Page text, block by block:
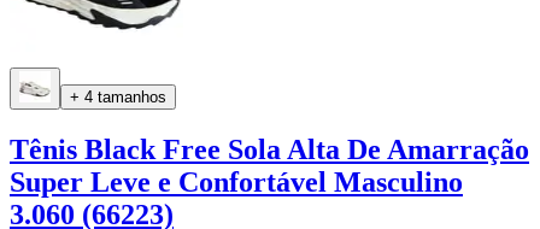
+ 4 tamanhos
Tênis Black Free Sola Alta De Amarração
Super Leve e Confortável Masculino
3.060 (66223)